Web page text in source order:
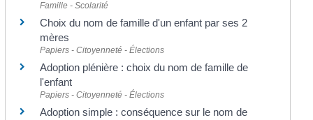
Famille - Scolarité
Choix du nom de famille d'un enfant par ses 2
mères
Papiers - Citoyenneté - Élections
Adoption plénière : choix du nom de famille de
l'enfant
Papiers - Citoyenneté - Élections
Adoption simple : conséquence sur le nom de